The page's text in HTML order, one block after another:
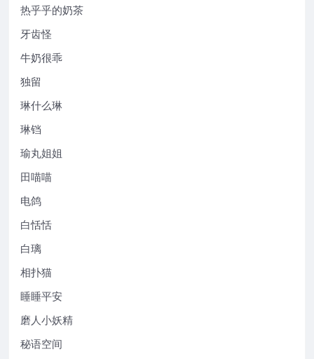
热乎乎的奶茶
牙齿怪
牛奶很乖
独留
琳什么琳
琳铛
瑜丸姐姐
田喵喵
电鸽
白恬恬
白璃
相扑猫
睡睡平安
磨人小妖精
秘语空间